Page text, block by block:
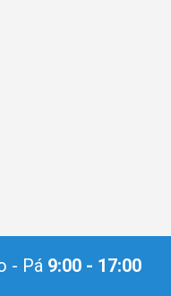
- Pá 9:00 - 17:00